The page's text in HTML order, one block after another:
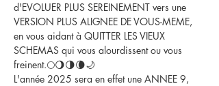
d'EVOLUER PLUS SEREINEMENT vers une
VERSION PLUS ALIGNEE DE VOUS-MEME,
en vous aidant à QUITTER LES VIEUX
SCHEMAS qui vous alourdissent ou vous
freinent.🌕🌖🌗🌘🌙
L'année 2025 sera en effet une ANNEE 9,